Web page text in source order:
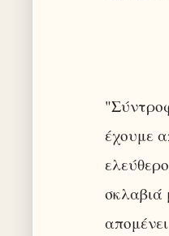
έχουμε
σκλαβιά